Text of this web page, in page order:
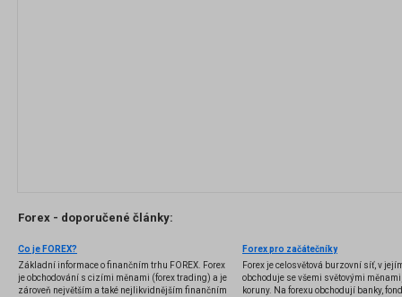
Forex - doporučené články:
Co je FOREX?
Základní informace o finančním trhu FOREX. Forex
je obchodování s cizími měnami (forex trading) a je
zároveň největším a také nejlikvidnějším finančním
Forex pro začátečníky
Forex je celosvětová burzovní síť, v
obchoduje se všemi světovými
koruny. Na forexu obchodují banky,